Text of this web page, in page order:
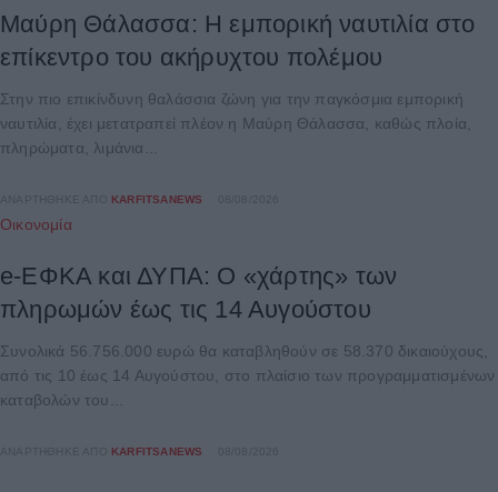
Μαύρη Θάλασσα: Η εμπορική ναυτιλία στο
επίκεντρο του ακήρυχτου πολέμου
Στην πιο επικίνδυνη θαλάσσια ζώνη για την παγκόσμια εμπορική
ναυτιλία, έχει μετατραπεί πλέον η Μαύρη Θάλασσα, καθώς πλοία,
πληρώματα, λιμάνια...
ΑΝΑΡΤΉΘΗΚΕ ΑΠΌ KARFITSANEWS
Οικονομία
e-ΕΦΚΑ και ΔΥΠΑ: Ο «χάρτης» των
πληρωμών έως τις 14 Αυγούστου
Συνολικά 56.756.000 ευρώ θα καταβληθούν σε 58.370 δικαιούχους,
από τις 10 έως 14 Αυγούστου, στο πλαίσιο των προγραμματισμένων
καταβολών του...
ΑΝΑΡΤΉΘΗΚΕ ΑΠΌ KARFITSANEWS